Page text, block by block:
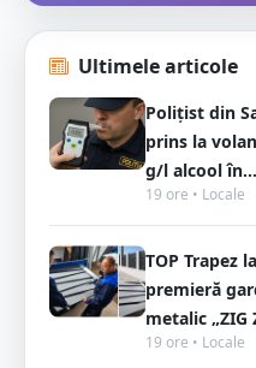
Ultimele articole
Polițist din
prins la
g/l alcool în...
19 ore • Locale
TOP Trapez
premieră
metalic „ZIG
19 ore • Locale